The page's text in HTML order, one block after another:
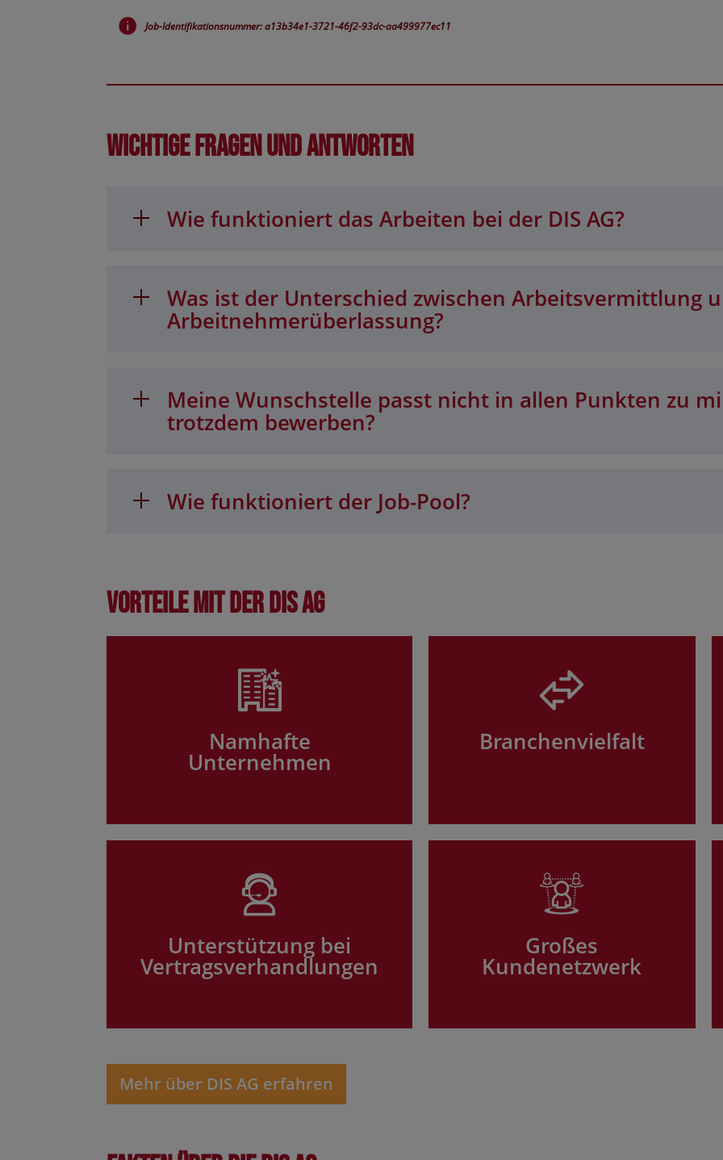
Job-Identifikationsnummer: a13b34e1-3721-46f2-93dc-aa499977ec11
Wichtige Fragen und Antworten
Wie funktioniert das Arbeiten bei der DIS AG?
Was ist der Unterschied zwischen Arbeitsvermittlung
Arbeitnehmerüberlassung?
Meine Wunschstelle passt nicht in allen Punkten zu
trotzdem bewerben?
Wie funktioniert der Job-Pool?
Vorteile mit der DIS AG
Namhafte
Unternehmen
Branchenvielfalt
Unterstützung bei
Vertragsverhandlungen
Großes
Kundenetzwerk
Mehr über DIS AG erfahren